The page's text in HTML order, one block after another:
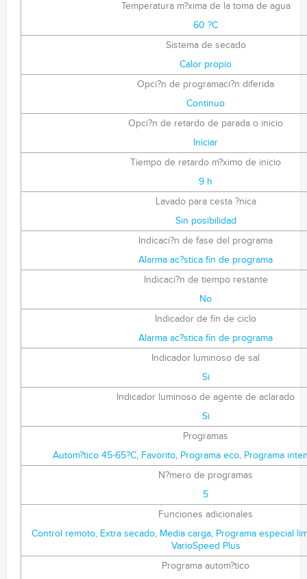
Temperatura m?xima de la toma de agua
60 ?C
Sistema de secado
Calor propio
Opci?n de programaci?n diferida
Continuo
Opci?n de retardo de parada o inicio
Iniciar
Tiempo de retardo m?ximo de inicio
9 h
Lavado para cesta ?nica
Sin posibilidad
Indicaci?n de fase del programa
Alarma ac?stica fin de programa
Indicaci?n de tiempo restante
No
Indicador de fin de ciclo
Alarma ac?stica fin de programa
Indicador luminoso de sal
Si
Indicador luminoso de agente de aclarado
Si
Programas
Autom?tico 45-65?C, Favorito, Programa eco, Programa
N?mero de programas
5
Funciones adicionales
Control remoto, Extra secado, Media carga, Programa especial
VarioSpeed Plus
Programa autom?tico